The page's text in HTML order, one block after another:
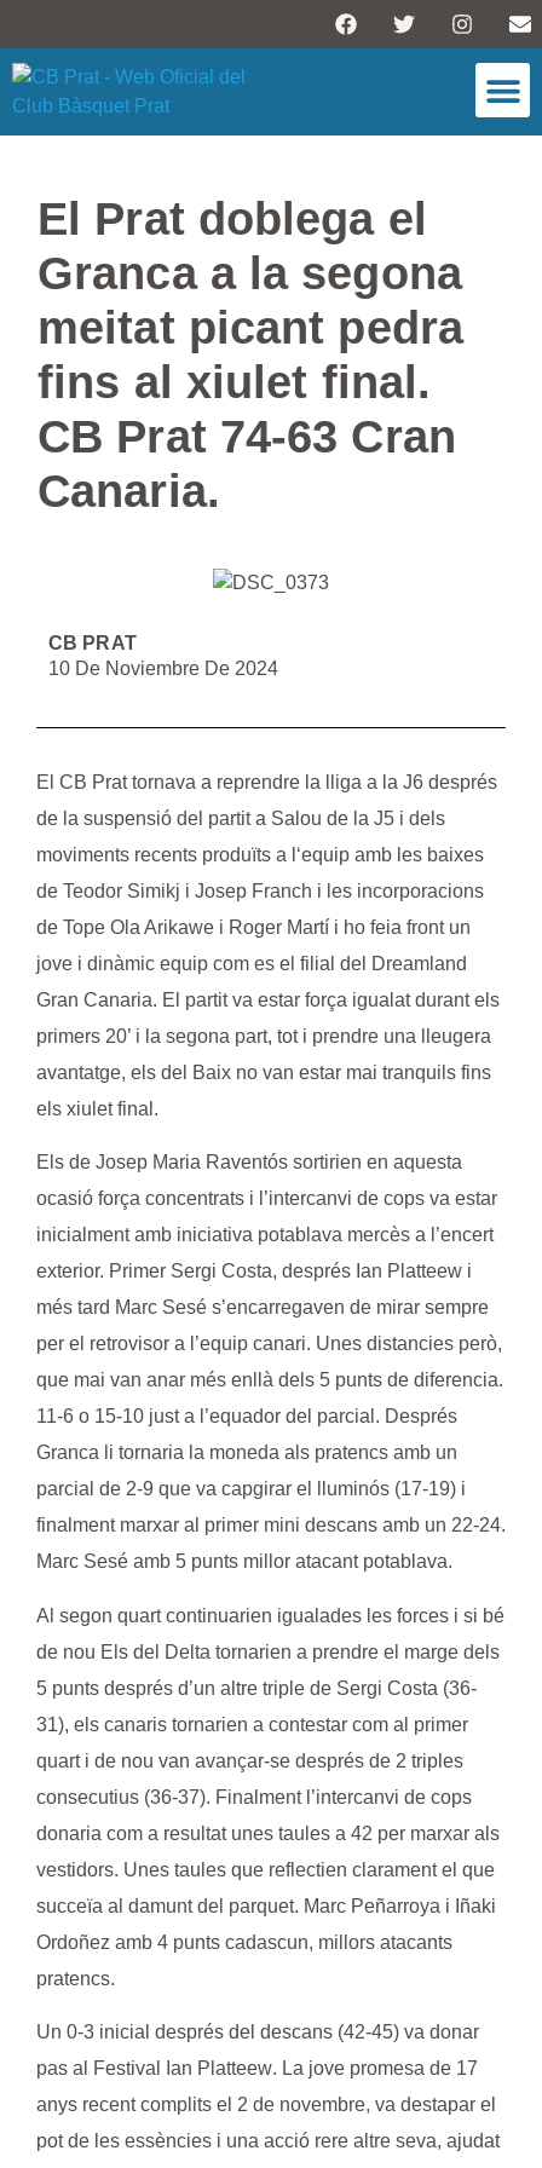
El Prat doblega el
Granca a la segona
meitat picant pedra
fins al xiulet final.
CB Prat 74-63 Cran
Canaria.
CB PRAT
10 De Noviembre De 2024
El CB Prat tornava a reprendre la lliga a la J6 després
de la suspensió del partit a Salou de la J5 i dels
moviments recents produïts a l‘equip amb les baixes
de Teodor Simikj i Josep Franch i les incorporacions
de Tope Ola Arikawe i Roger Martí i ho feia front un
jove i dinàmic equip com es el filial del Dreamland
Gran Canaria. El partit va estar força igualat durant els
primers 20’ i la segona part, tot i prendre una lleugera
avantatge, els del Baix no van estar mai tranquils fins
els xiulet final.
Els de Josep Maria Raventós sortirien en aquesta
ocasió força concentrats i l’intercanvi de cops va estar
inicialment amb iniciativa potablava mercès a l’encert
exterior. Primer Sergi Costa, després Ian Platteew i
més tard Marc Sesé s’encarregaven de mirar sempre
per el retrovisor a l’equip canari. Unes distancies però,
que mai van anar més enllà dels 5 punts de diferencia.
11-6 o 15-10 just a l’equador del parcial. Després
Granca li tornaria la moneda als pratencs amb un
parcial de 2-9 que va capgirar el lluminós (17-19) i
finalment marxar al primer mini descans amb un 22-24.
Marc Sesé amb 5 punts millor atacant potablava.
Al segon quart continuarien igualades les forces i si bé
de nou Els del Delta tornarien a prendre el marge dels
5 punts després d’un altre triple de Sergi Costa (36-
31), els canaris tornarien a contestar com al primer
quart i de nou van avançar-se després de 2 triples
consecutius (36-37). Finalment l’intercanvi de cops
donaria com a resultat unes taules a 42 per marxar als
vestidors. Unes taules que reflectien clarament el que
succeïa al damunt del parquet. Marc Peñarroya i Iñaki
Ordoñez amb 4 punts cadascun, millors atacants
pratencs.
Un 0-3 inicial després del descans (42-45) va donar
pas al Festival
Ian Platteew. La jove promesa de 17
anys recent complits el 2 de novembre, va destapar el
pot de les essències i una acció rere altre seva, ajudat